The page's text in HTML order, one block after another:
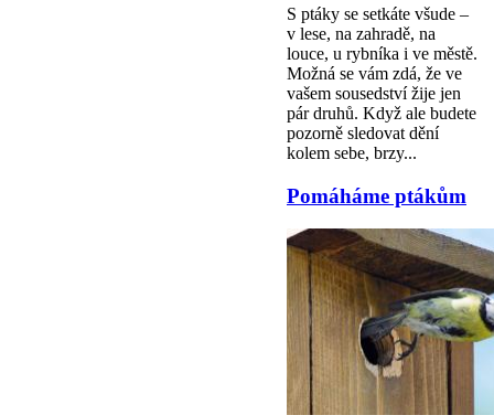
S ptáky se setkáte všude –
v lese, na zahradě, na
louce, u rybníka i ve městě.
Možná se vám zdá, že ve
vašem sousedství žije jen
pár druhů. Když ale budete
pozorně sledovat dění
kolem sebe, brzy...
Pomáháme ptákům